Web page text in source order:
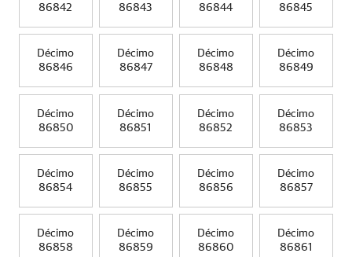
86842 86843 86844 86845
Décimo
86846
Décimo
86847
Décimo
86848
Décimo
86849
Décimo
86850
Décimo
86851
Décimo
86852
Décimo
86853
Décimo
86854
Décimo
86855
Décimo
86856
Décimo
86857
Décimo
86858
Décimo
86859
Décimo
86860
Décimo
86861